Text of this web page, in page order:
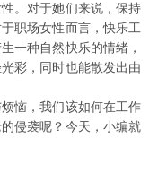
。对于她们来说，保持
职场女性而言，快乐工
一种自然快乐的情绪，
彩，同时也能散发出由
恼，我们该如何在工作
侵袭呢？今天，小编就